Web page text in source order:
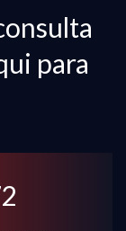
para